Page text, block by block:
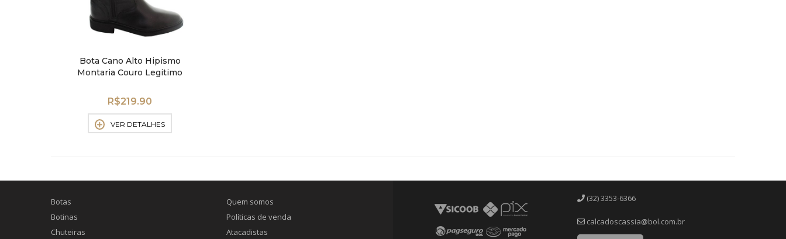
Bota Cano Alto Hipismo
Montaria Couro Legitimo
R$219.90
VER DETALHES
Botas
Botinas
Chuteiras
Quem somos
Políticas de venda
Atacadistas
(32) 3353-6366
calcadoscassia@bol.com.br